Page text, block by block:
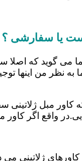
است یا سفارشی ؟
می گوید که اصلا
نظر من اینها
کاور مبل ژلاتینی
واقع اگر
ژلاتینی